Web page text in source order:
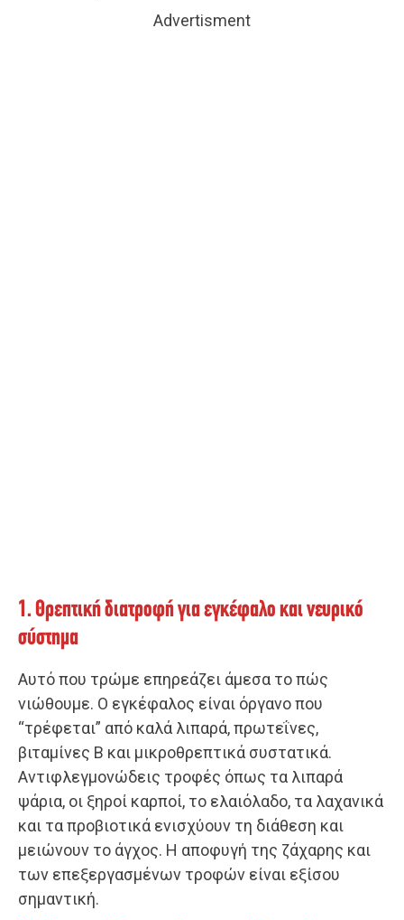
Advertisment
1. Θρεπτική διατροφή για εγκέφαλο και νευρικό
σύστημα
Αυτό που τρώμε επηρεάζει άμεσα το πώς
νιώθουμε. Ο εγκέφαλος είναι όργανο που
“τρέφεται” από καλά λιπαρά, πρωτεΐνες,
βιταμίνες Β και μικροθρεπτικά συστατικά.
Αντιφλεγμονώδεις τροφές όπως τα λιπαρά
ψάρια, οι ξηροί καρποί, το ελαιόλαδο, τα λαχανικά
και τα προβιοτικά ενισχύουν τη διάθεση και
μειώνουν το άγχος. Η αποφυγή της ζάχαρης και
των επεξεργασμένων τροφών είναι εξίσου
σημαντική.